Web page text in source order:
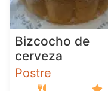
Bizcocho de
cerveza
Postre